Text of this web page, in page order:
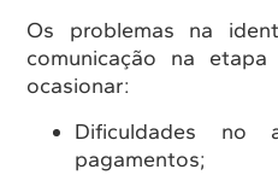
Os problemas na
comunicação na
ocasionar:
Dificuldades no
pagamentos;